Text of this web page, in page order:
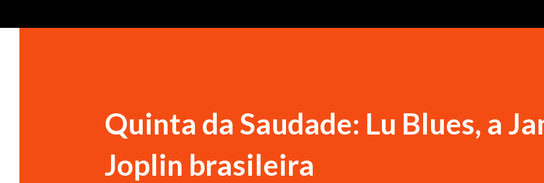
Quinta da Saudade: Lu Blues, a
Joplin brasileira